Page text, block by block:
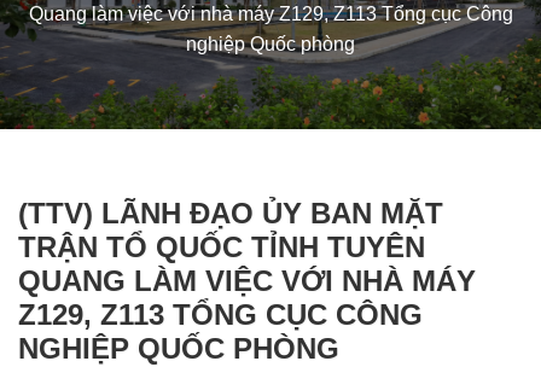
Quang làm việc với nhà máy Z129, Z113 Tổng cục Công
nghiệp Quốc phòng
(TTV) LÃNH ĐẠO ỦY BAN MẶT
TRẬN TỔ QUỐC TỈNH TUYÊN
QUANG LÀM VIỆC VỚI NHÀ MÁY
Z129, Z113 TỔNG CỤC CÔNG
NGHIỆP QUỐC PHÒNG